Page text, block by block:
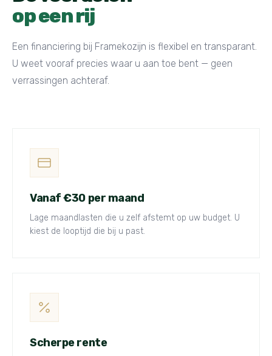
op een rij
Een financiering bij Framekozijn is flexibel en transparant.
U weet vooraf precies waar u aan toe bent — geen
verrassingen achteraf.
Vanaf €30 per maand
Lage maandlasten die u zelf afstemt op uw budget. U
kiest de looptijd die bij u past.
Scherpe rente